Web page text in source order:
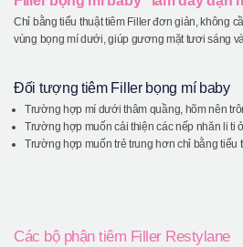
Chỉ bằng tiểu thuật tiêm Filler đơn giản, không
vùng bọng mí dưới, giúp gương mặt tươi sáng
Đối tượng tiêm Filler bọng mí baby
Trường hợp mí dưới thâm quầng, hõm nên
Trường hợp muốn cải thiện các nếp nhăn li ti
Trường hợp muốn trẻ trung hơn chỉ bằng tiểu
Các bộ phận tiêm Filler Restylane